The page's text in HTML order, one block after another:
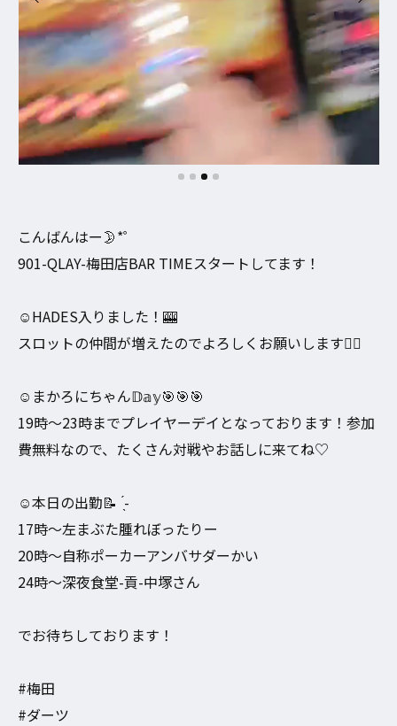
こんばんはー🌛*゜
901-QLAY-梅田店BAR TIMEスタートしてます！
☺️HADES入りました！🎰
スロットの仲間が増えたのでよろしくお願いします👯‍♀️
☺️まかろにちゃん𝔻𝕒𝕪🎯🎯🎯
19時～23時までプレイヤーデイとなっております！参加
費無料なので、たくさん対戦やお話しに来てね♡
☺️本日の出勤📝 ́͏̖-
17時～左まぶた腫れぼったりー
20時～自称ポーカーアンバサダーかい
24時～深夜食堂-貢-中塚さん
でお待ちしております！
#梅田
#ダーツ